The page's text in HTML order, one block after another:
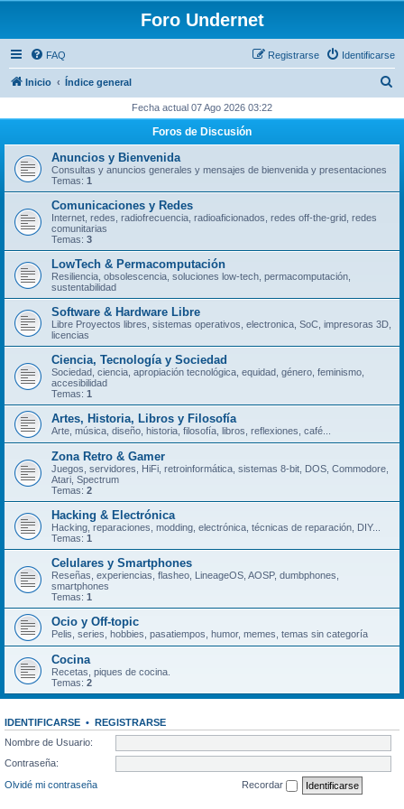
Foro Undernet
FAQ Identificarse
Registrarse
Inicio Índice general
c
r
Fecha actual 07 Ago 2026 03:22
Foros de Discusión
Anuncios y Bienvenida
Consultas y anuncios generales y mensajes de bienvenida y presentaciones
Temas: 1
Comunicaciones y Redes
Internet, redes, radiofrecuencia, radioaficionados, redes off-the-grid, redes
comunitarias
Temas: 3
LowTech & Permacomputación
Resiliencia, obsolescencia, soluciones low-tech, permacomputación,
sustentabilidad
Software & Hardware Libre
Libre Proyectos libres, sistemas operativos, electronica, SoC, impresoras 3D,
licencias
Ciencia, Tecnología y Sociedad
Sociedad, ciencia, apropiación tecnológica, equidad, género, feminismo,
accesibilidad
Temas: 1
Artes, Historia, Libros y Filosofía
Arte, música, diseño, historia, filosofía, libros, reflexiones, café...
Zona Retro & Gamer
Juegos, servidores, HiFi, retroinformática, sistemas 8-bit, DOS, Commodore,
Atari, Spectrum
Temas: 2
Hacking & Electrónica
Hacking, reparaciones, modding, electrónica, técnicas de reparación, DIY...
Temas: 1
Celulares y Smartphones
Reseñas, experiencias, flasheo, LineageOS, AOSP, dumbphones,
smartphones
Temas: 1
Ocio y Off-topic
Pelis, series, hobbies, pasatiempos, humor, memes, temas sin categoría
Cocina
Recetas, piques de cocina.
Temas: 2
IDENTIFICARSE • REGISTRARSE
Nombre de Usuario:
Contraseña:
Olvidé mi contraseña
Recordar